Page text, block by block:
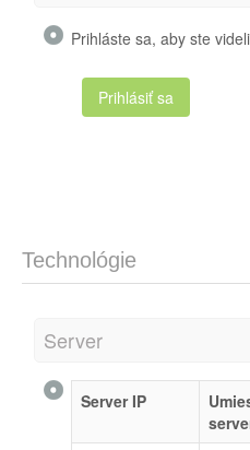
Prihláste sa, aby ste
Prihlásiť sa
Technológie
Server
Server IP